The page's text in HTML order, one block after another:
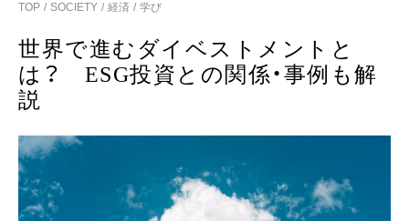
TOP SOCIETY 経済 学び
世界で進むダイベストメントと
は？ ESG投資との関係・事例も解
説